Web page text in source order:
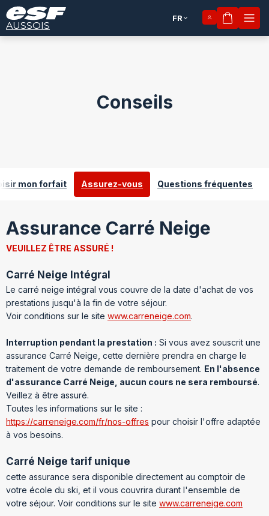
AUSSOIS
FR Mon
Conseils
mon forfait Assurez-vous Questions fréquentes
Assurance Carré Neige
VEUILLEZ ÊTRE ASSURÉ !
Carré Neige Intégral
Le carré neige intégral vous couvre de la date d'achat de vos
prestations jusqu'à la fin de votre séjour.
Voir conditions sur le site www.carreneige.com.
Interruption pendant la prestation : Si vous avez souscrit une
assurance Carré Neige, cette dernière prendra en charge le
traitement de votre demande de remboursement. En l'absence
d'assurance Carré Neige, aucun cours ne sera remboursé.
Veillez à être assuré.
Toutes les informations sur le site :
https://carreneige.com/fr/nos-offres pour choisir l'offre adaptée
à vos besoins.
Carré Neige tarif unique
cette assurance sera disponible directement au comptoir de
votre école du ski, et il vous couvrira durant l'ensemble de
votre séjour. Voir conditions sur le site www.carreneige.com